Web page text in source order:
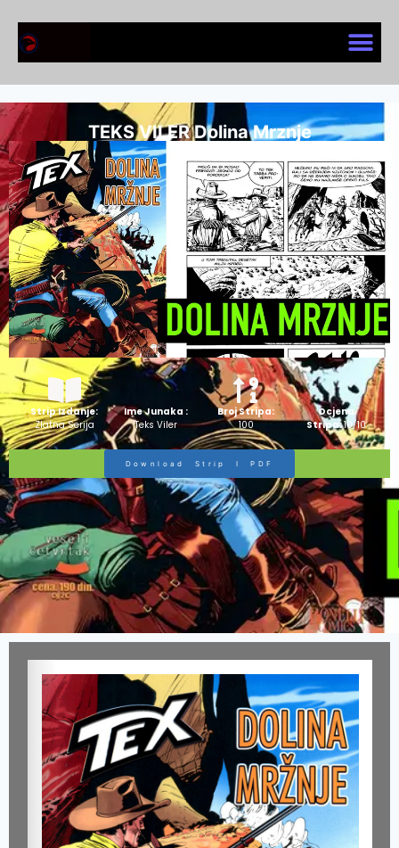
TEKS VILER Dolina Mrznje
Strip Izdanje:
Zlatna Serija
Ime Junaka :
Teks Viler
Broj Stripa:
100
Ocjena
Stripa:10/10
Download Strip I PDF